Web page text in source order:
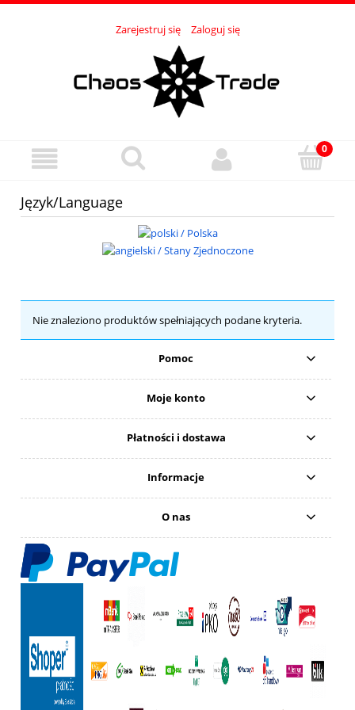
Zarejestruj się Zaloguj się
Język/Language
Nie znaleziono produktów spełniających podane kryteria.
Pomoc
Moje konto
Płatności i dostawa
Informacje
O nas